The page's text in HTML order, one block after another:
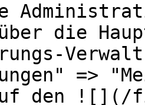
die
=>
den ![](/